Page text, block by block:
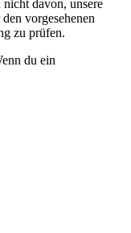
davon, unsere
vorgesehenen
zu prüfen.
du ein